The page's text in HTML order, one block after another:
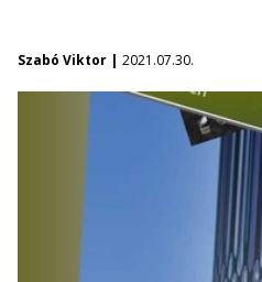
Szabó Viktor | 2021.07.30.